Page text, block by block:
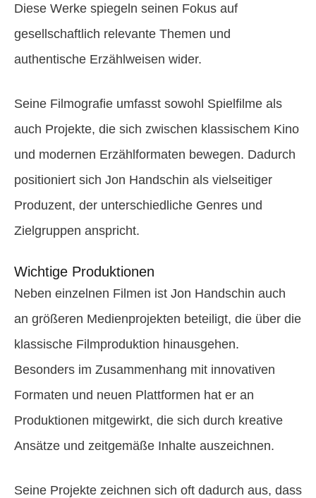
Diese Werke spiegeln seinen Fokus auf
gesellschaftlich relevante Themen und
authentische Erzählweisen wider.
Seine Filmografie umfasst sowohl Spielfilme als
auch Projekte, die sich zwischen klassischem Kino
und modernen Erzählformaten bewegen. Dadurch
positioniert sich Jon Handschin als vielseitiger
Produzent, der unterschiedliche Genres und
Zielgruppen anspricht.
Wichtige Produktionen
Neben einzelnen Filmen ist Jon Handschin auch
an größeren Medienprojekten beteiligt, die über die
klassische Filmproduktion hinausgehen.
Besonders im Zusammenhang mit innovativen
Formaten und neuen Plattformen hat er an
Produktionen mitgewirkt, die sich durch kreative
Ansätze und zeitgemäße Inhalte auszeichnen.
Seine Projekte zeichnen sich oft dadurch aus, dass